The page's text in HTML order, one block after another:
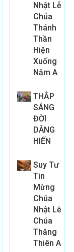
Nhật Lễ
Chúa
Thánh
Thần
Hiện
Xuống
Năm A
THẮP
SÁNG
ĐỜI
DÂNG
HIẾN
Suy Tư
Tin
Mừng
Chúa
Nhật Lễ
Chúa
Thăng
Thiên A